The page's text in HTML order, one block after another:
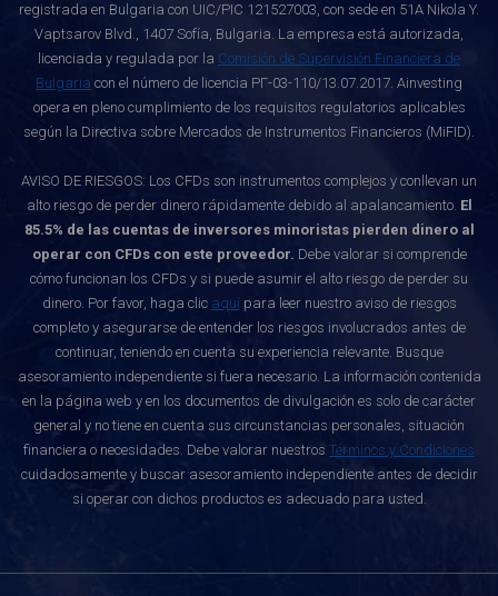
registrada en Bulgaria con UIC/PIC 121527003, con sede en 51A Nikola Y.
Vaptsarov Blvd., 1407 Sofía, Bulgaria. La empresa está autorizada,
licenciada y regulada por la Comisión de Supervisión Financiera de
Bulgaria con el número de licencia РГ-03-110/13.07.2017. Ainvesting
opera en pleno cumplimiento de los requisitos regulatorios aplicables
según la Directiva sobre Mercados de Instrumentos Financieros (MiFID).
AVISO DE RIESGOS: Los CFDs son instrumentos complejos y conllevan un
alto riesgo de perder dinero rápidamente debido al apalancamiento. El
85.5% de las cuentas de inversores minoristas pierden dinero al
operar con CFDs con este proveedor. Debe valorar si comprende
cómo funcionan los CFDs y si puede asumir el alto riesgo de perder su
dinero. Por favor, haga clic aquípara leer nuestro aviso de riesgos
completo y asegurarse de entender los riesgos involucrados antes de
continuar, teniendo en cuenta su experiencia relevante. Busque
asesoramiento independiente si fuera necesario. La información contenida
en la página web y en los documentos de divulgación es solo de carácter
general y no tiene en cuenta sus circunstancias personales, situación
financiera o necesidades. Debe valorar nuestros Términos y Condiciones
cuidadosamente y buscar asesoramiento independiente antes de decidir
si operar con dichos productos es adecuado para usted.